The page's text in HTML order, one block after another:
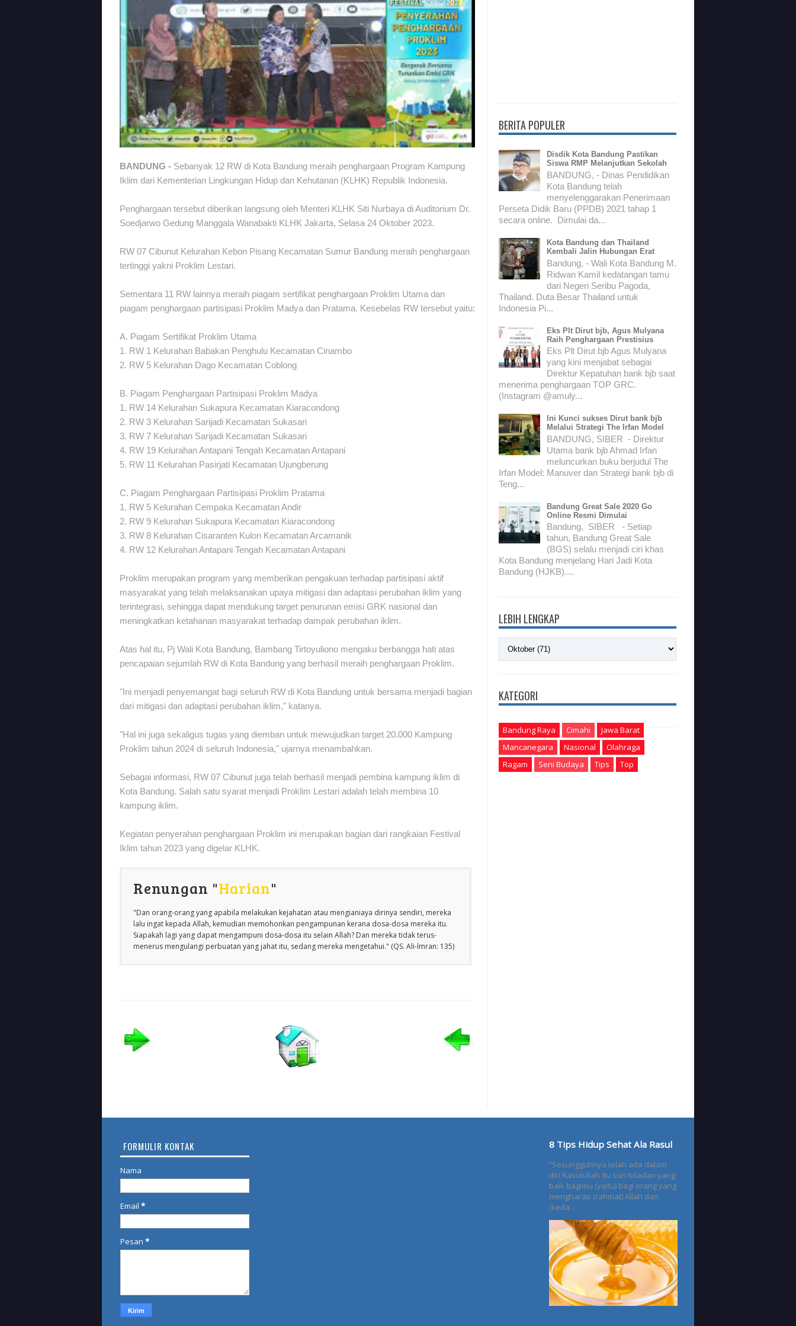
BANDUNG - Sebanyak 12 RW di Kota Bandung meraih penghargaan Program Kampung
Iklim dari Kementerian Lingkungan Hidup dan Kehutanan (KLHK) Republik Indonesia.
Penghargaan tersebut diberikan langsung oleh Menteri KLHK Siti Nurbaya di Auditorium Dr.
Soedjarwo Gedung Manggala Wanabakti KLHK Jakarta, Selasa 24 Oktober 2023.
RW 07 Cibunut Kelurahan Kebon Pisang Kecamatan Sumur Bandung meraih penghargaan
tertinggi yakni Proklim Lestari.
Sementara 11 RW lainnya meraih piagam sertifikat penghargaan Proklim Utama dan
piagam penghargaan partisipasi Proklim Madya dan Pratama. Kesebelas RW tersebut yaitu:
A. Piagam Sertifikat Proklim Utama
1. RW 1 Kelurahan Babakan Penghulu Kecamatan Cinambo
2. RW 5 Kelurahan Dago Kecamatan Coblong
B. Piagam Penghargaan Partisipasi Proklim Madya
1. RW 14 Kelurahan Sukapura Kecamatan Kiaracondong
2. RW 3 Kelurahan Sarijadi Kecamatan Sukasari
3. RW 7 Kelurahan Sarijadi Kecamatan Sukasari
4. RW 19 Kelurahan Antapani Tengah Kecamatan Antapani
5. RW 11 Kelurahan Pasirjati Kecamatan Ujungberung
C. Piagam Penghargaan Partisipasi Proklim Pratama
1. RW 5 Kelurahan Cempaka Kecamatan Andir
2. RW 9 Kelurahan Sukapura Kecamatan Kiaracondong
3. RW 8 Kelurahan Cisaranten Kulon Kecamatan Arcamanik
4. RW 12 Kelurahan Antapani Tengah Kecamatan Antapani
Proklim merupakan program yang memberikan pengakuan terhadap partisipasi aktif
masyarakat yang telah melaksanakan upaya mitigasi dan adaptasi perubahan iklim yang
terintegrasi, sehingga dapat mendukung target penurunan emisi GRK nasional dan
meningkatkan ketahanan masyarakat terhadap dampak perubahan iklim.
Atas hal itu, Pj Wali Kota Bandung, Bambang Tirtoyuliono mengaku berbangga hati atas
pencapaian sejumlah RW di Kota Bandung yang berhasil meraih penghargaan Proklim.
"Ini menjadi penyemangat bagi seluruh RW di Kota Bandung untuk bersama menjadi bagian
dari mitigasi dan adaptasi perubahan iklim," katanya.
"Hal ini juga sekaligus tugas yang diemban untuk mewujudkan target 20.000 Kampung
Proklim tahun 2024 di seluruh Indonesia," ujarnya menambahkan.
Sebagai informasi, RW 07 Cibunut juga telah berhasil menjadi pembina kampung iklim di
Kota Bandung. Salah satu syarat menjadi Proklim Lestari adalah telah membina 10
kampung iklim.
Kegiatan penyerahan penghargaan Proklim ini merupakan bagian dari rangkaian Festival
Iklim tahun 2023 yang digelar KLHK.
Renungan "Harian"
"Dan orang-orang yang apabila melakukan kejahatan atau mengianiaya dirinya sendiri, mereka
lalu ingat kepada Allah, kemudian memohonkan pengampunan kerana dosa-dosa mereka itu.
Siapakah lagi yang dapat mengampuni dosa-dosa itu selain Allah? Dan mereka tidak terus-
menerus mengulangi perbuatan yang jahat itu, sedang mereka mengetahui." (QS. Ali-lmran: 135)
BERITA POPULER
Disdik Kota Bandung Pastikan
Siswa RMP Melanjutkan Sekolah
BANDUNG, - Dinas Pendidikan
Kota Bandung telah
menyelenggarakan Penerimaan
Perseta Didik Baru (PPDB) 2021 tahap 1
secara online. Dimulai da...
Kota Bandung dan Thailand
Kembali Jalin Hubungan Erat
Bandung, - Wali Kota Bandung M.
Ridwan Kamil kedatangan tamu
dari Negeri Seribu Pagoda,
Thailand. Duta Besar Thailand untuk
Indonesia Pi...
Eks Plt Dirut bjb, Agus Mulyana
Raih Penghargaan Prestisius
Eks Plt Dirut bjb Agus Mulyana
yang kini menjabat sebagai
Direktur Kepatuhan bank bjb saat
menerima penghargaan TOP GRC.
(Instagram @amuly...
Ini Kunci sukses Dirut bank bjb
Melalui Strategi The Irfan Model
BANDUNG, SIBER - Direktur
Utama bank bjb Ahmad Irfan
meluncurkan buku berjudul The
Irfan Model: Manuver dan Strategi bank bjb di
Teng...
Bandung Great Sale 2020 Go
Online Resmi Dimulai
Bandung, SIBER - Setiap
tahun, Bandung Great Sale
(BGS) selalu menjadi ciri khas
Kota Bandung menjelang Hari Jadi Kota
Bandung (HJKB)....
LEBIH LENGKAP
KATEGORI
Bandung Raya Cimahi
Jawa Barat
Mancanegara
Nasional
Olahraga
Ragam
Seni Budaya Tips Top
FORMULIR KONTAK
Nama
Email *
Pesan *
8 Tips Hidup Sehat Ala Rasul
“Sesungguhnya telah ada dalam
diri Rasulullah itu suri teladan yang
baik bagimu (yaitu) bagi orang yang
mengharap (rahmat) Allah dan
(keda...